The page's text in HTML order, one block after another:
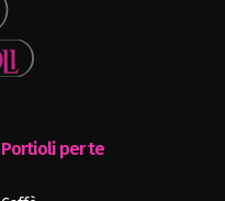
Portioli per te